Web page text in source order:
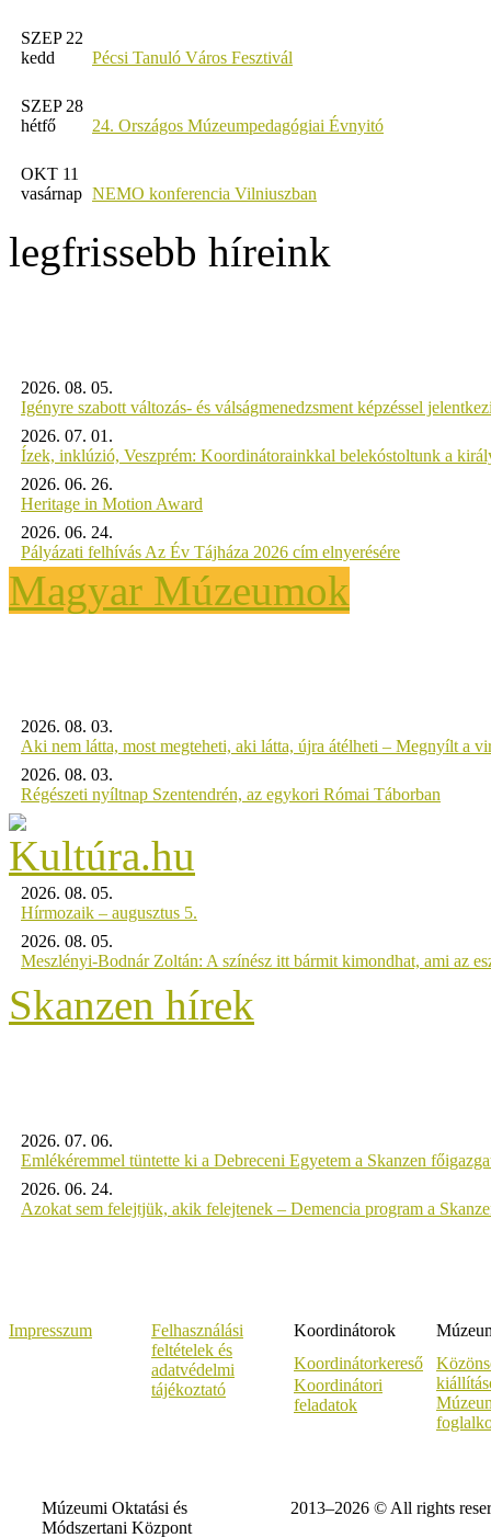
SZEP 22
kedd
Pécsi Tanuló Város Fesztivál
SZEP 28
hétfő
24. Országos Múzeumpedagógiai Évnyitó
OKT 11
vasárnap NEMO konferencia Vilniuszban
legfrissebb híreink
2026. 08. 05.
Igényre szabott változás- és válságmenedzsment képzéssel
2026. 07. 01.
Ízek, inklúzió, Veszprém: Koordinátorainkkal belekóstoltunk a
2026. 06. 26.
Heritage in Motion Award
2026. 06. 24.
Pályázati felhívás Az Év Tájháza 2026 cím elnyerésére
Magyar Múzeumok
2026. 08. 03.
Aki nem látta, most megteheti, aki látta, újra átélheti – Megnyílt a
2026. 08. 03.
Régészeti nyíltnap Szentendrén, az egykori Római Táborban
2026. 08. 05.
Hírmozaik – augusztus 5.
2026. 08. 05.
Meszlényi-Bodnár Zoltán: A színész itt bármit kimondhat, ami az
Skanzen hírek
2026. 07. 06.
Emlékéremmel tüntette ki a Debreceni Egyetem a Skanzen
2026. 06. 24.
Azokat sem felejtjük, akik felejtenek – Demencia program a
Impresszum
Felhasználási
feltételek és
adatvédelmi
tájékoztató
Koordinátorok
Koordinátorkereső
Koordinátori
feladatok
Múzeumi Oktatási és
Módszertani Központ
2013–2026 © All rights